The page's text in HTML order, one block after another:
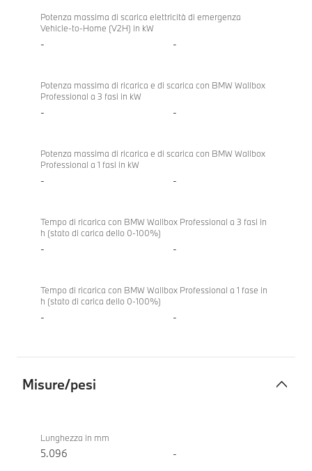
Potenza massima di scarica elettricità di emergenza
Vehicle-to-Home (V2H) in kW
- -
Potenza massima di ricarica e di scarica con BMW Wallbox
Professional a 3 fasi in kW
- -
Potenza massima di ricarica e di scarica con BMW Wallbox
Professional a 1 fasi in kW
- -
Tempo di ricarica con BMW Wallbox Professional a 3 fasi in
h (stato di carica dello 0-100%)
- -
Tempo di ricarica con BMW Wallbox Professional a 1 fase in
h (stato di carica dello 0-100%)
- -
Misure/pesi
M5
Lunghezza in mm
5.096 -